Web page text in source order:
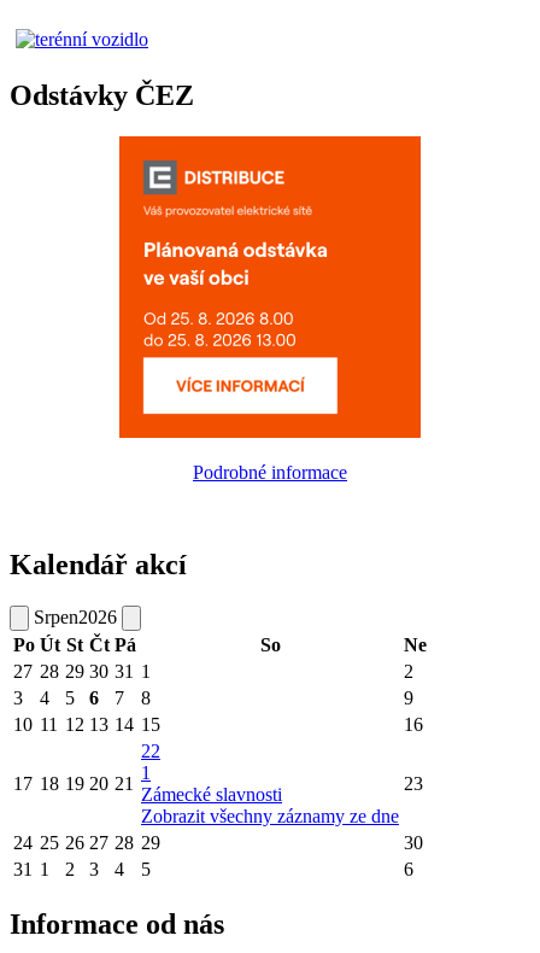
Odstávky ČEZ
Podrobné informace
Kalendář akcí
Srpen2026
Po Út St Čt Pá So
Ne
27 28 29 30 31 1
2
3
4 5 6 7 8
9
10 11 12 13 14 15 16
17 18 19 20 21
22
1
Zámecké slavnosti
Zobrazit všechny záznamy ze dne
23
24 25 26 27 28 29
30
31 1 2 3 4 5 6
Informace od nás